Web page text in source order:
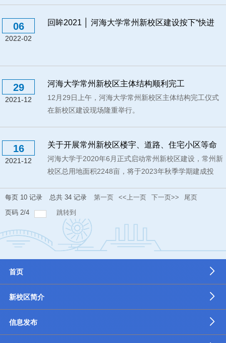
06
2022-02
回眸2021 │ 河海大学常州新校区建设按下“快进
29
2021-12
河海大学常州新校区主体结构顺利完工
12月29日上午，河海大学常州新校区主体结构完工仪式
在新校区建设现场隆重举行。
16
2021-12
关于开展常州新校区楼宇、道路、住宅小区等命
名征集活动的通知
河海大学于2020年6月正式启动常州新校区建设，常州新
校区总用地面积2248亩，将于2023年秋季学期建成投
每页 10 记录 总共 34 记录 第一页 <<上一页 下一页>>
尾页
页码 2/4 跳转到
首页
新校区简介
信息发布